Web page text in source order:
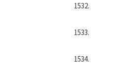
1532.
1533.
1534.